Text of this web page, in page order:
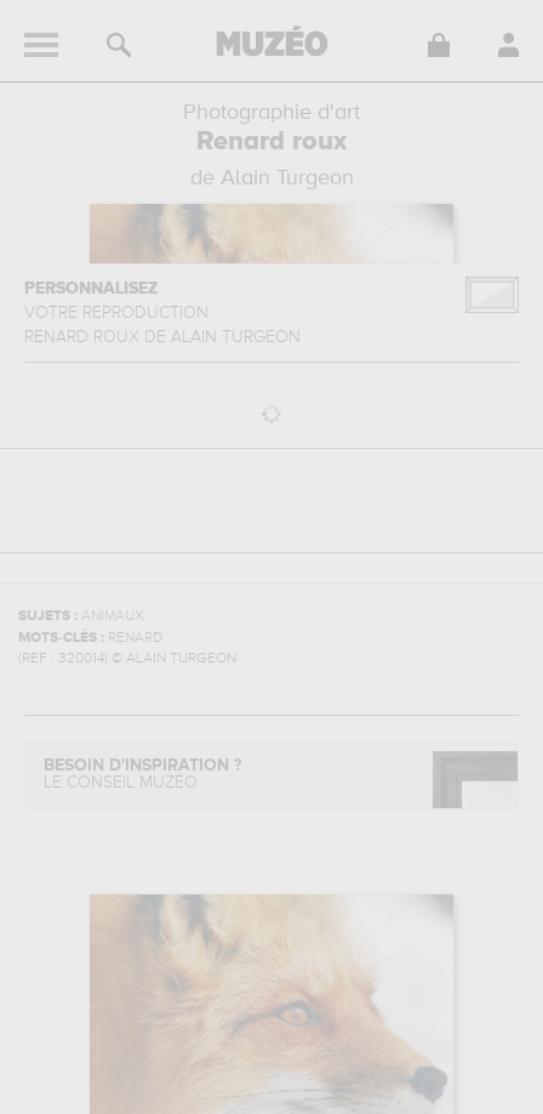
Photographie d'art
Renard roux
de Alain Turgeon
PERSONNALISEZ
VOTRE REPRODUCTION
RENARD ROUX DE ALAIN TURGEON
SUJETS : ANIMAUX
MOTS-CLÉS : RENARD
(REF : 320014) © ALAIN TURGEON
BESOIN D'INSPIRATION ?
LE CONSEIL MUZÉO